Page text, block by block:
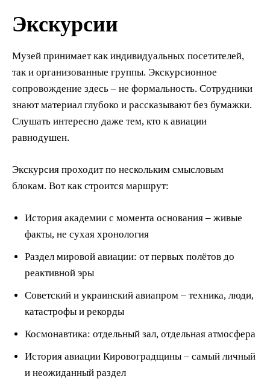
Экскурсии
Музей принимает как индивидуальных посетителей,
так и организованные группы. Экскурсионное
сопровождение здесь – не формальность. Сотрудники
знают материал глубоко и рассказывают без бумажки.
Слушать интересно даже тем, кто к авиации
равнодушен.
Экскурсия проходит по нескольким смысловым
блокам. Вот как строится маршрут:
История академии с момента основания – живые
факты, не сухая хронология
Раздел мировой авиации: от первых полётов до
реактивной эры
Советский и украинский авиапром – техника, люди,
катастрофы и рекорды
Космонавтика: отдельный зал, отдельная атмосфера
История авиации Кировоградщины – самый личный
и неожиданный раздел